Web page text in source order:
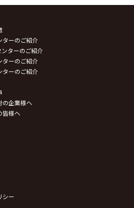
ターのご紹介
ターのご紹介
ターのご紹介
ターのご紹介
の企業様へ
皆様へ
シー